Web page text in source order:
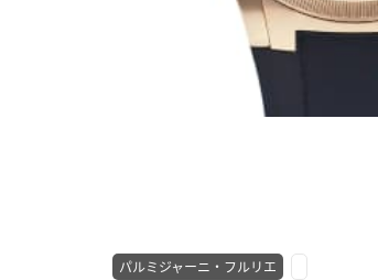
パルミジャーニ・フルリエ